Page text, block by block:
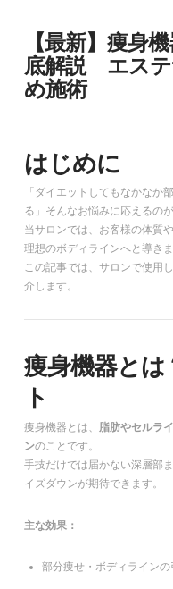
【最新】痩身
底解説 エステ
め施術
はじめに
「ダイエットしてもなかなか
る」そんなお悩みに応えるのが
当サロンでは、お客様の体質
理想のボディラインへと導きま
この記事では、サロンで使用
介します。
痩身機器とは
ト
痩身機器とは、
脂肪やセルラ
ンのことです。
手技だけでは届かない深層部
イズダウンが期待できます。
主な効果：
部分痩せ・ボディラインの